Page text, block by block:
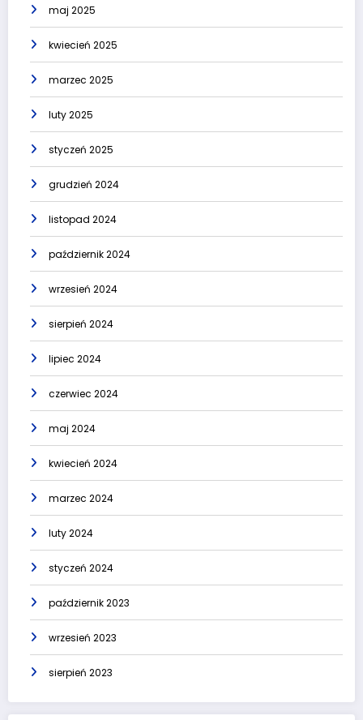
maj 2025
kwiecień 2025
marzec 2025
luty 2025
styczeń 2025
grudzień 2024
listopad 2024
październik 2024
wrzesień 2024
sierpień 2024
lipiec 2024
czerwiec 2024
maj 2024
kwiecień 2024
marzec 2024
luty 2024
styczeń 2024
październik 2023
wrzesień 2023
sierpień 2023